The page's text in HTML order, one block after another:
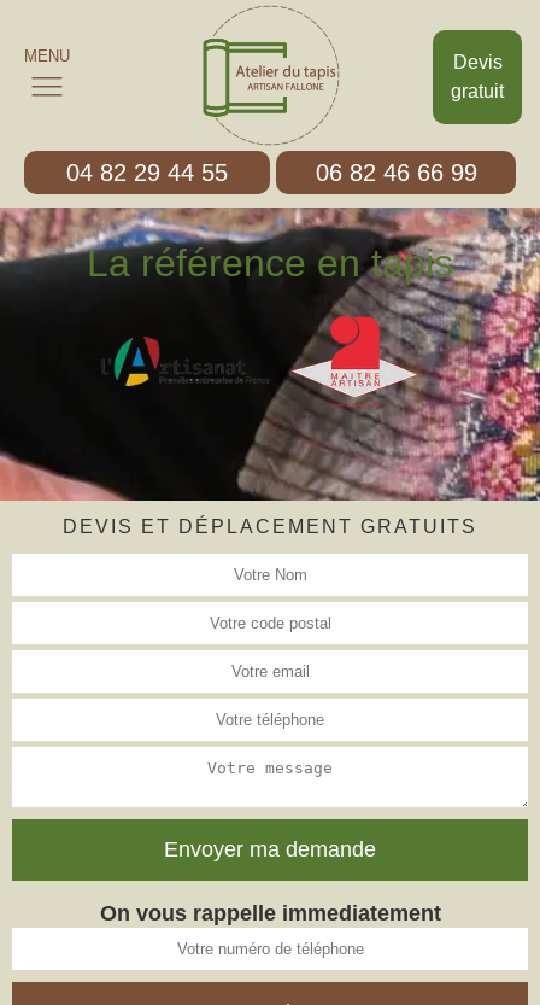
Devis
gratuit
MENU
04 82 29 44 55 06 82 46 66 99
La référence en tapis
DEVIS ET DÉPLACEMENT GRATUITS
On vous rappelle immediatement